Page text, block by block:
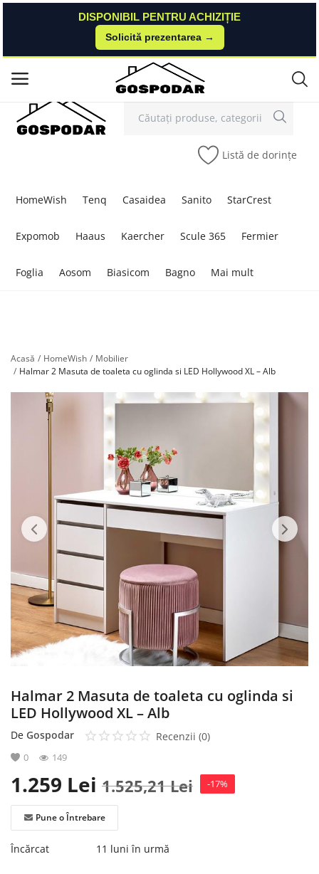
DISPONIBIL PENTRU ACHIZIȚIE
Solicită prezentarea →
Contact Autentificare Înregistrare
Listă de dorințe
HomeWish Tenq Casaidea Sanito StarCrest
Expomob Haaus Kaercher Scule 365 Fermier
Foglia Aosom Biasicom Bagno Mai mult
DISPONIBIL PENTRU ACHIZIȚIE
Solicită prezentarea →
Meniu principal
Categorii
Acasă HomeWish
Mobilier
Halmar 2 Masuta de toaleta cu oglinda si LED Hollywood XL – Alb
Halmar 2 Masuta de toaleta cu oglinda si
LED Hollywood XL – Alb
De Gospodar Recenzii (0)
0 149
1.259 Lei 1.525,21Lei -17%
Pune o Întrebare
Încărcat 11 luni în urmă